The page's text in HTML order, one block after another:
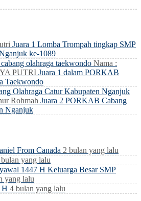
Juara 1 Lomba Trompah tingkap SMP
ke-1089
Nama :
PUTRI Juara 1 dalam PORKAB
Taekwondo
Rohmah Juara 2 PORKAB Cabang
Nganjuk
From Canada 2 bulan yang lalu
yang lalu
1447 H Keluarga Besar SMP
yang lalu
H 4 bulan yang lalu